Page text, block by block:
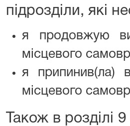
підрозділи, які
я продовжую
місцевого
я припинив(ла)
місцевого
Також в розділі